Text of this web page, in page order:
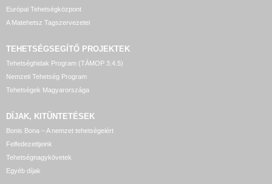
Európai Tehetségközpont
A Matehetsz Tagszervezetei
TEHETSÉGSEGÍTŐ PROJEKTEK
Tehetséghidak Program (TÁMOP 3.4.5)
Nemzeti Tehetség Program
Tehetségek Magyarországa
DÍJAK, KITÜNTETÉSEK
Bonis Bona – A nemzet tehetségeiért
Felfedezettjeink
Tehetségnagykövetek
Egyéb díjak